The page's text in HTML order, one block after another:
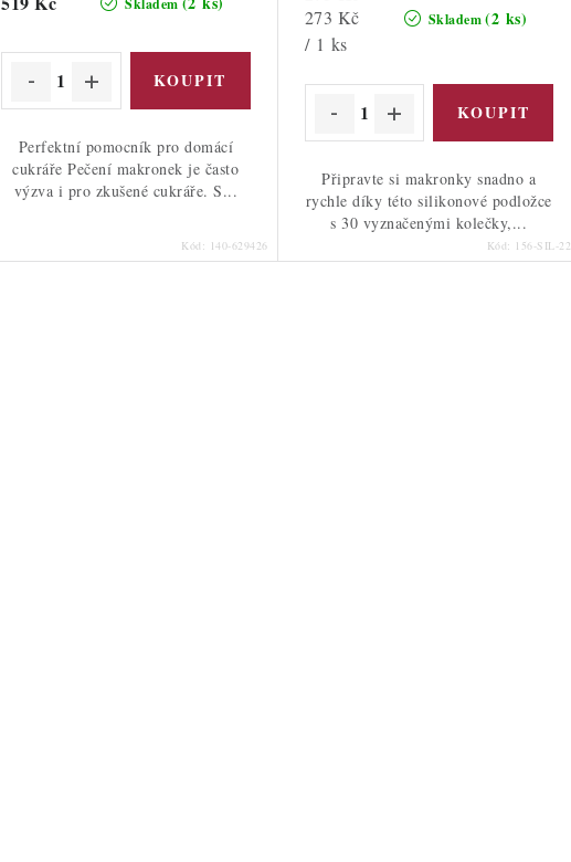
ů
Perfektní pomocník pro domácí
cukráře Pečení makronek je často
výzva i pro zkušené cukráře. S...
Kód: 140-629426
Skladem (2 ks)
Měrná
cena:
273 Kč
/ 1 ks
Připravte si makronky snadno a
rychle díky této silikonové podložce
s 30 vyznačenými kolečky,...
Kód: 156-SIL-22